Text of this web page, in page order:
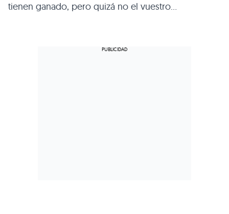
tienen ganado, pero quizá no el vuestro…